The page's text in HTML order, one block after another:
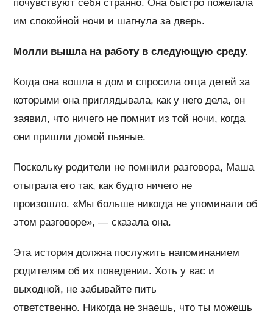
почувствуют себя странно. Она быстро пожелала
им спокойной ночи и шагнула за дверь.
Молли вышла на работу в следующую среду.
Когда она вошла в дом и спросила отца детей за
которыми она приглядывала, как у него дела, он
заявил, что ничего не помнит из той ночи, когда
они пришли домой пьяные.
Поскольку родители не помнили разговора, Маша
отыграла его так, как будто ничего не
произошло. «Мы больше никогда не упоминали об
этом разговоре», — сказала она.
Эта история должна послужить напоминанием
родителям об их поведении. Хоть у вас и
выходной, не забывайте пить
ответственно. Никогда не знаешь, что ты можешь